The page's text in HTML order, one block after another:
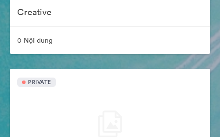
Creative
0 Nội dung
PRIVATE